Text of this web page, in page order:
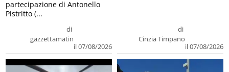
di
gazzettamatin
il 07/08/2026
partecipazione di Antonello
Pistritto (...
di
Cinzia Timpano
il 07/08/2026